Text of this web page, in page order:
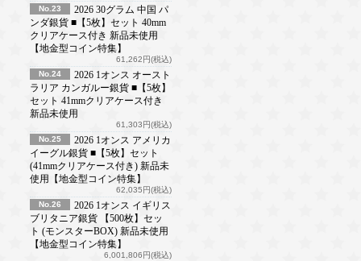
No.23
2026 30グラム 中国 パ
ンダ銀貨 ■【5枚】セット 40mm
クリアケース付き 新品未使用
【地金型コイン特集】
61,262円(税込)
No.24
2026 1オンス オースト
ラリア カンガルー銀貨 ■【5枚】
セット 41mmクリアケース付き
新品未使用
61,303円(税込)
No.25
2026 1オンス アメリカ
イーグル銀貨 ■【5枚】セット
(41mmクリアケース付き) 新品未
使用【地金型コイン特集】
62,035円(税込)
No.26
2026 1オンス イギリス
ブリタニア銀貨 【500枚】セッ
ト (モンスターBOX) 新品未使用
【地金型コイン特集】
6,001,806円(税込)